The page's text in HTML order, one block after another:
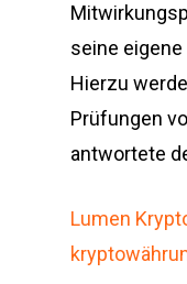
seine
Hierzu
Prüfungen
antwortete
Lumen